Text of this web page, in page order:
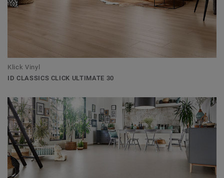
Klick Vinyl
ID CLASSICS CLICK ULTIMATE 30